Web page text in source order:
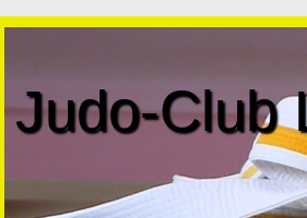
Judo-Club